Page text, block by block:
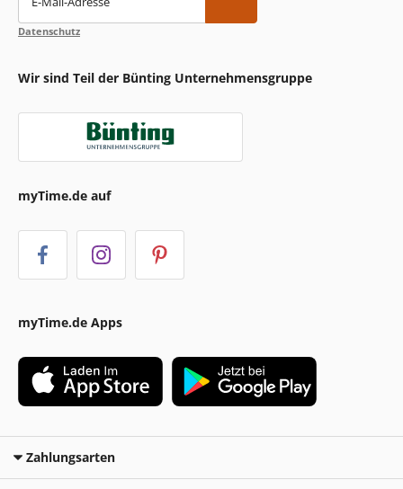
Datenschutz
Wir sind Teil der Bünting Unternehmensgruppe
myTime.de auf
myTime.de Apps
Zahlungsarten